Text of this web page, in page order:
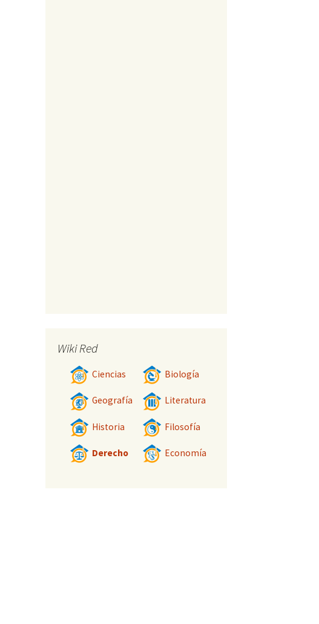
Wiki Red
Ciencias Biología
Geografía Literatura
Historia Filosofía
Derecho Economía